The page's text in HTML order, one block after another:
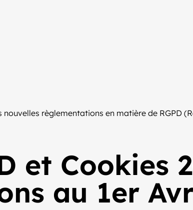
règlementations en matière de RGPD
et Cookies
au 1er